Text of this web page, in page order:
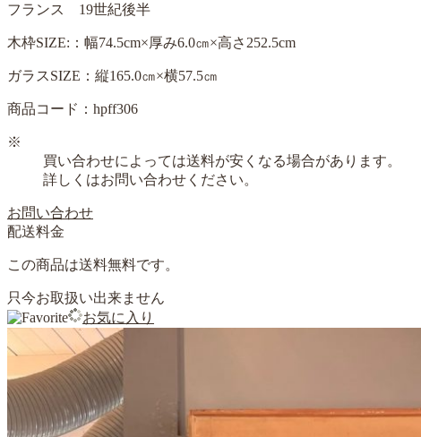
フランス 19世紀後半
木枠SIZE:：幅74.5cm×厚み6.0㎝×高さ252.5cm
ガラスSIZE：縦165.0㎝×横57.5㎝
商品コード：hpff306
※
買い合わせによっては送料が安くなる場合があります。
詳しくはお問い合わせください。
お問い合わせ
配送料金
この商品は送料無料です。
只今お取扱い出来ません
お気に入り